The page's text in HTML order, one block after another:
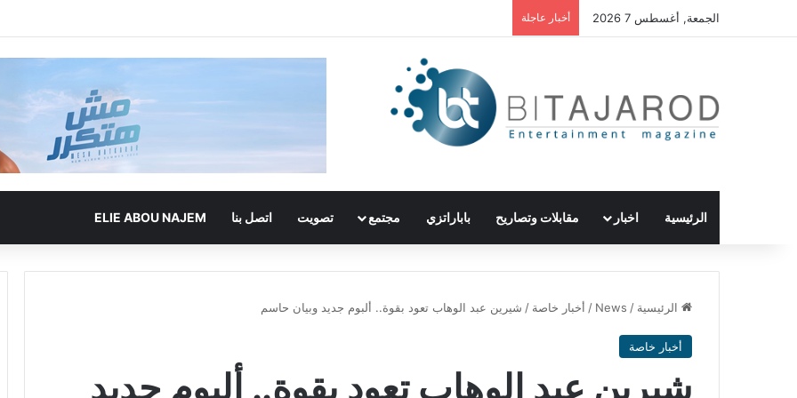
الجمعة, أغسطس 7 2026 أخبار عاجلة
الرئيسية اخبار مقابلات وتصاريح باباراتزي مجتمع تصويت اتصل بنا ELIE ABOU NAJEM
الرئيسية /
News
/ أخبار خاصة / شيرين عبد الوهاب تعود بقوة.. ألبوم جديد وبيان حاسم
أخبار خاصة
شيرين عبد الوهاب تعود بقوة.. ألبوم جديد